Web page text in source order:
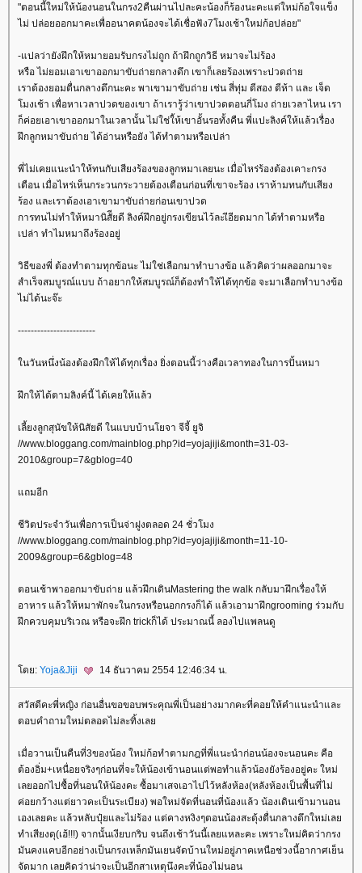
"ตอนนี้ใหม่ให้น้องนอนในกรง2คืนผ่านไปละคะน้องก็ร้องนะคะแต่ใหม่ก้อใจแข็ง
ไม่ ปล่อยออกมาคะเพื่ออนาคตน้องจะได้เชื่อฟัง7โมงเช้าใหม่ก้อปล่อย"
-แปลว่ายังฝึกให้หมายอมรับกรงไม่ถูก ถ้าฝึกถูกวิธี หมาจะไม่ร้อง
หรือ ไม่ยอมเอาเขาออกมาขับถ่ายกลางดึก เขาก็เลยร้องเพราะปวดถ่า
เราต้องยอมตื่นกลางดึกนะคะ พาเขามาขับถ่าย เช่น สี่ทุ่ม ตีสอง ตีห้า และ เจ็ด
มงเช้า เพื่อหาเวลาปวดของเขา ถ้าเรารู้ว่าเขาปวดตอนกี่โมง ถ่ายเวลาไหน เรา
ก็ค่อยเอาเขาออกมาในเวลานั้น ไม่ใช่ใ้ห้เขาอั้นรอทั้งคืน พี่แปะลิงค์ให้แล้วเรื่อง
ฝึกลูกหมาขับถ่าย ได้อ่านหรือยัง ได้ทำตามหรือเปล่า
พี่ไม่เคยแนะนำให้ทนกับเสียงร้องของลูกหมาเลยนะ เมื่อไหร่ร้องต้องเคาะกรง
เตือน เมื่อไหร่เห็นกระวนกระวายต้องเตือนก่อนที่เขาจะร้อง เราห้ามทนกับเสียง
ร้อง และเราต้องเอาเขามาขับถ่ายก่อนเขาปวด
การทนไม่ทำให้หมานิสัียดี ลิงค์ฝึกอยู่กรงเขียนไว้ละเีอียดมาก ได้ทำตามหรือ
เปล่า ทำไมหมาถึงร้องอยู่
วิธีของพี่ ต้องทำตามทุกข้อนะ ไม่ใช่เลือกมาทำบางข้อ แล้วคิดว่าผลออกมาจะ
สำเร็จสมบูรณ์แบบ ถ้าอยากให้สมบูรณ์ก็ต้องทำให้ได้ทุกข้อ จะมาเลือกทำบางข้อ
ไม่ได้นะจ๊ะ
------------------------
นวันหนึ่งน้องต้องฝึกให้ได้ทุกเรื่อง ยิ่งตอนนี้ว่างคือเวลาทองในการปั้นหมา
ฝึกให้ได้ตามลิงค์นี้ ได้เคยให้แล้ว
เลี้ยงลูกสุนัขให้นิสัยดี ในแบบบ้านโยจา จีจี้ ยูจิ
//www.bloggang.com/mainblog.php?id=yojajiji&month=31-03-
2010&group=7&gblog=40
ถมอีก
ชีวิตประจำวันเพื่อการเป็นจ่าฝูงตลอด 24 ชั่วโมง
//www.bloggang.com/mainblog.php?id=yojajiji&month=11-10-
2009&group=6&gblog=48
ตอนเช้าพาออกมาขับถ่าย แล้วฝึกเดินMastering the walk กลับมาฝึกเรื่องให้
อาหาร แล้วให้หมาพักจะในกรงหรือนอกกรงก็ได้ แล้วเอามาฝึกgrooming ร่วมกับ
ฝึกควบคุมบริเวณ หรือจะฝึก trickก็ได้ ประมาณนี้ ลองไปแพลนดู
ดย: Yoja&Jiji 14 ธันวาคม 2554 12:46:34 น.
สวัสดีคะพี่หญิง ก่อนอื่นขอขอบพระคุณพี่เป็นอย่างมากคะที่คอยให้คำแนะนำและ
ตอบคำถามใหม่ตลอดไม่ละทิ้งเล
เมื่อวานเป็นคืนที่3ของน้อง ใหม่ก้อทำตามกฎที่พี่แนะนำก่อนน้องจะนอนคะ คือ
ต้องอิ่ม+เหนื่อยจริงๆก่อนที่จะให้น้องเข้านอนแต่พอทำแล้วน้องยังร้องอยู่คะ ใหม่
เลยออกไปซื้อที่นอนให้น้องคะ ซื้อมาเสจเอาไปไว้หลังห้อง(หลังห้องเป็นพื้นที่ไม่
ค่อยกว้างแต่ยาวคะเป็นระเบียง) พอใหม่จัดที่นอนที่น้องแล้ว น้องเดินเข้ามานอน
เองเลยคะ แล้วหลับปุ๋ยและไม่ร้อง แต่คางหงิงๆตอนน้องสะดุ้งตื่นกลางดึกใหม่เล
ทำเสียงดุ(เฮ้!!!) จากนั้นเงียบกริบ จนถึงเช้าวันนี้เลยแหละคะ เพราะใหม่คิดว่ากรง
มันคงแคบอีกอย่างเป็นกรงเหล็กมันเยนจัดบ้านใหม่อยู่ภาคเหนือช่วงนี้อากาศเย็น
จัดมาก เลยคิดว่าน่าจะเป็นอีกสาเหตุนึงคะที่น้องไม่นอน